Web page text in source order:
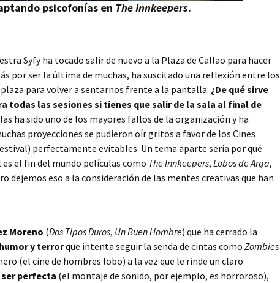
psicofonías en The Innkeepers.
Syfy ha tocado salir de nuevo a la Plaza de Callao para hacer
por ser la última de muchas, ha suscitado una reflexión entre los
para volver a sentarnos frente a la pantalla: ¿De qué sirve
todas las sesiones si tienes que salir de la sala al final de
ha sido uno de los mayores fallos de la organización y ha
proyecciones se pudieron oír gritos a favor de los Cines
perfectamente evitables. Un tema aparte sería por qué
el fin del mundo películas como The Innkeepers, Lobos de Arga,
dejemos eso a la consideración de las mentes creativas que han
Moreno (Dos Tipos Duros, Un Buen Hombre) que ha cerrado la
y terrorque intenta seguir la senda de cintas como Zombies
(el cine de hombres lobo) a la vez que le rinde un claro
perfecta (el montaje de sonido, por ejemplo, es horroroso),